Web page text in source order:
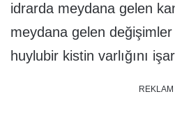
idrarda meydana gelen
meydana gelen
huylubir kistin varlığını
REKLAM